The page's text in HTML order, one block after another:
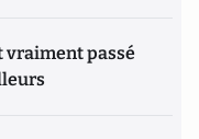
vraiment passé